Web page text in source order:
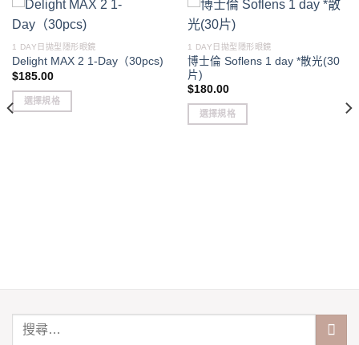
1 DAY日拋型隱形眼鏡
Delight MAX 2 1-Day（30pcs)
$185.00
選擇規格
product
page
1 DAY日拋型隱形眼鏡
博士倫 Soflens 1 day *散光(30
片)
$180.00
選擇規格
the